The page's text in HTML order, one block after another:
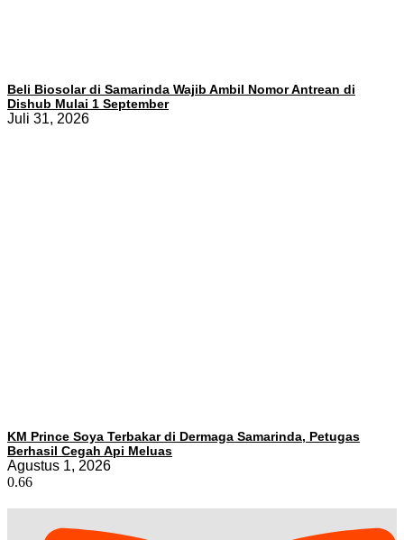
Beli Biosolar di Samarinda Wajib Ambil Nomor Antrean di
Dishub Mulai 1 September
Juli 31, 2026
KM Prince Soya Terbakar di Dermaga Samarinda, Petugas
Berhasil Cegah Api Meluas
Agustus 1, 2026